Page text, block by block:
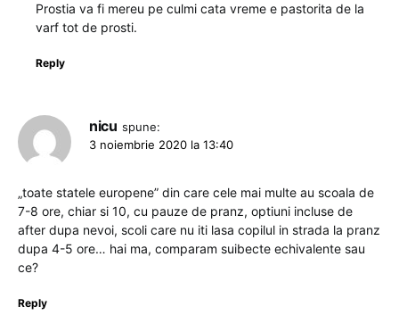
Prostia va fi mereu pe culmi cata vreme e pastorita de la
varf tot de prosti.
Reply
nicu spune:
3 noiembrie 2020 la 13:40
„toate statele europene” din care cele mai multe au scoala de
7-8 ore, chiar si 10, cu pauze de pranz, optiuni incluse de
after dupa nevoi, scoli care nu iti lasa copilul in strada la pranz
dupa 4-5 ore… hai ma, comparam suibecte echivalente sau
ce?
Reply